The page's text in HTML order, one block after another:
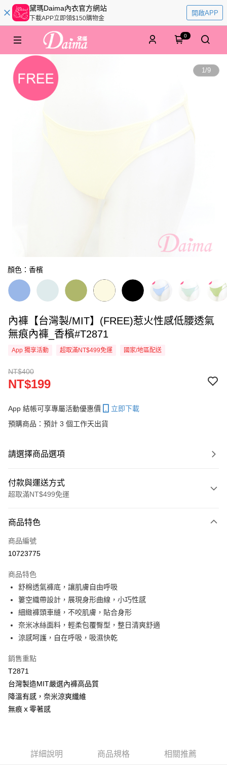
黛瑪Daima內衣官方網站
下載APP立即領$150購物金
開啟APP
0
1/9
顏色：香檳
內褲【台灣製/MIT】(FREE)惹火性感低腰透氣
無痕內褲_香檳#T2871
App 獨享活動 超取滿NT$499免運 國家/地區配送
NT$400
NT$199
App 結帳可享專屬活動優惠價
立即下載
預購商品：預計 3 個工作天出貨
請選擇商品選項
付款與運送方式
超取滿NT$499免運
信用卡一次付款
超商取貨付款
Apple Pay
街口支付
悠遊付
全盈+PAY
大哥付你分期
相關說明
【大哥付你分期使用說明】
1.本服務由台灣大哥大提供，台灣大哥大用戶可立即使用無須另外申請。
2.付款方式選擇「大哥付你分期」，訂單成立後會自動跳轉到大哥付的交易
流程，驗證手機門號後，選擇欲分期的期數、繳款截止日，確認付款後即完
法說明評估內容。
【關於「AFTEE先享後付」】
２．便利：只要手機號碼，簡訊認證，即可結帳。
會員帳號後，即可在購物車使用 Hami Point 折抵消費金額 (1點等於1元)。
ATM付款
商品特色
商品編號
10723775
商品特色
舒棉透氣褲底，讓肌膚自由呼吸
簍空織帶設計，展現身形曲線，小巧性感
細緻褲頭車縫，不咬肌膚，貼合身形
奈米冰絲面料，輕柔包覆臀型，整日清爽舒適
涼感呵護，自在呼吸，吸濕快乾
銷售重點
T2871
台灣製造MIT嚴選內褲高品質
降溫有感，奈米涼爽纖維
無痕ｘ零著感
詳細說明 商品規格 相關推薦